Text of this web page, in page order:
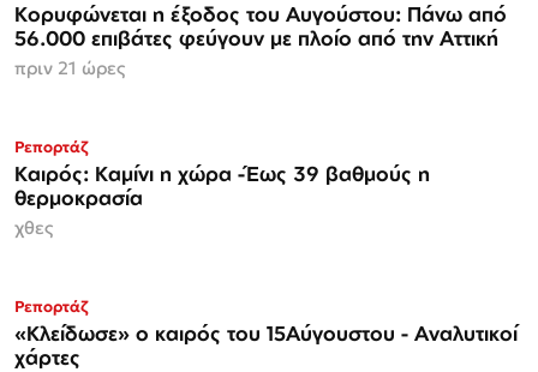
Κορυφώνεται η έξοδος του Αυγούστου: Πάνω από
56.000 επιβάτες φεύγουν με πλοίο από την Αττική
πριν 21 ώρες
Ρεπορτάζ
Καιρός: Καμίνι η χώρα -Έως 39 βαθμούς η
θερμοκρασία
χθες
Ρεπορτάζ
«Κλείδωσε» ο καιρός του 15Αύγουστου - Αναλυτικοί
χάρτες